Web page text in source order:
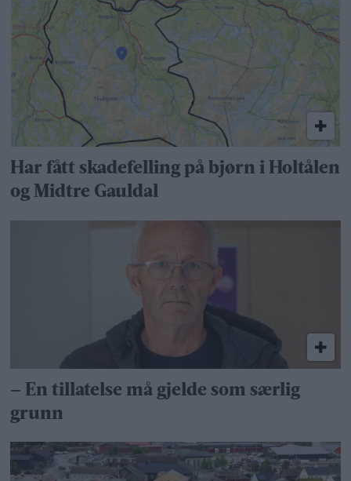
Har fått skadefelling på bjørn i Holtålen
og Midtre Gauldal
– En tillatelse må gjelde som særlig
grunn